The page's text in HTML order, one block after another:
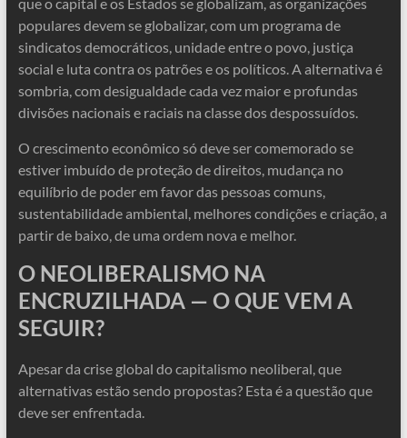
populares devem se globalizar, com um programa de
sindicatos democráticos, unidade entre o povo, justiça
social e luta contra os patrões e os políticos. A alternativa é
sombria, com desigualdade cada vez maior e profundas
divisões nacionais e raciais na classe dos despossuídos.
O crescimento econômico só deve ser comemorado se
estiver imbuído de proteção de direitos, mudança no
equilíbrio de poder em favor das pessoas comuns,
sustentabilidade ambiental, melhores condições e criação, a
partir de baixo, de uma ordem nova e melhor.
O NEOLIBERALISMO NA
ENCRUZILHADA — O QUE VEM A
SEGUIR?
Apesar da crise global do capitalismo neoliberal, que
alternativas estão sendo propostas? Esta é a questão que
deve ser enfrentada.